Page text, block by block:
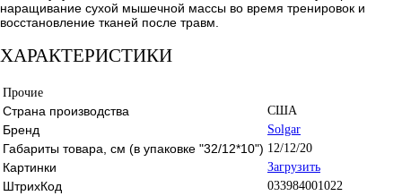
наращивание сухой мышечной массы во время тренировок и
восстановление тканей после травм.
ХАРАКТЕРИСТИКИ
Прочие
Страна производства США
Бренд Solgar
Габариты товара, см (в упаковке "32/12*10") 12/12/20
Картинки Загрузить
ШтрихКод 033984001022